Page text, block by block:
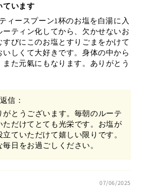
ています
ィースプーン1杯のお塩を白湯に入
ティン化してから、欠かせないお
びにこのお塩とすりごまをかけて
しくて大好きです。身体の中から
た元氣にもなります。ありがとう
信：
がとうございます。毎朝のルーテ
ただけてとても光栄です。お塩が
ていただけて嬉しい限りです。
日をお過ごしください。
07/06/2025